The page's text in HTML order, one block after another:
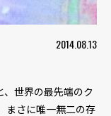
2014.08.13
、世界の最先端のク
まさに唯一無二の存